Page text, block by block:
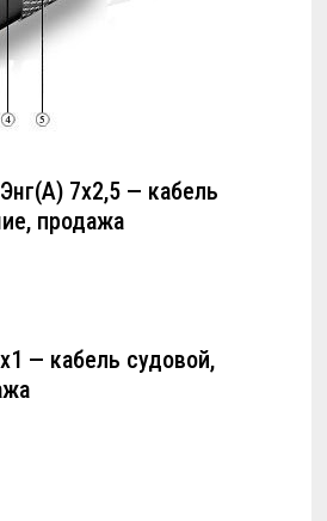
7х2,5 — кабель
продажа
— кабель судовой,